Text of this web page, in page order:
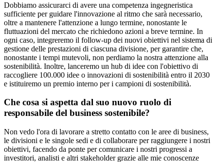
Dobbiamo assicurarci di avere una competenza ingegneristica
sufficiente per guidare l'innovazione al ritmo che sarà necessario,
oltre a mantenere l'attenzione a lungo termine, nonostante le
fluttuazioni del mercato che richiedono azioni a breve termine. In
ogni caso, integreremo il follow-up dei nuovi obiettivi nel sistema di
gestione delle prestazioni di ciascuna divisione, per garantire che,
nonostante i tempi mutevoli, non perdiamo la nostra attenzione alla
sostenibilità. Inoltre, lanceremo un hub di idee con l'obiettivo di
raccogliere 100.000 idee o innovazioni di sostenibilità entro il 2030
e istituiremo un premio interno per i campioni di sostenibilità.
Che cosa si aspetta dal suo nuovo ruolo di
responsabile del business sostenibile?
Non vedo l'ora di lavorare a stretto contatto con le aree di business,
le divisioni e le singole sedi e di collaborare per raggiungere i nostri
obiettivi, facendo da ponte per comunicare i nostri progressi a
investitori, analisti e altri stakeholder grazie alle mie conoscenze